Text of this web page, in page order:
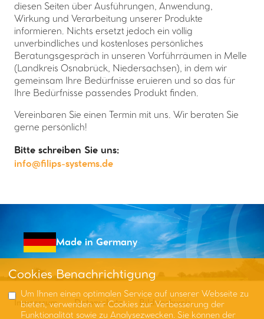
diesen Seiten über Ausführungen, Anwendung,
Wirkung und Verarbeitung unserer Produkte
informieren. Nichts ersetzt jedoch ein völlig
unverbindliches und kostenloses persönliches
Beratungsgespräch in unseren Vorführräumen in Melle
(Landkreis Osnabrück, Niedersachsen), in dem wir
gemeinsam Ihre Bedürfnisse eruieren und so das für
Ihre Bedürfnisse passendes Produkt finden.
Vereinbaren Sie einen Termin mit uns. Wir beraten Sie
gerne persönlich!
Bitte schreiben Sie uns:
info@filips-systems.de
Made in Germany
Impressum Datenschutz Bildnachweis
Cookies Benachrichtigung
Um Ihnen einen optimalen Service auf unserer Webseite zu
bieten, verwenden wir Cookies zur Verbesserung der
Funktionalität sowie zu Analysezwecken. Sie können der